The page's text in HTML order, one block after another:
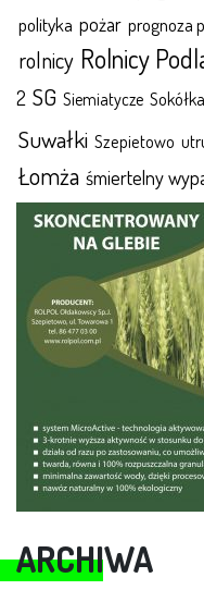
polityka pożar prognoza
rolnicy Rolnicy
2 SG Siemiatycze Sokółka
Suwałki Szepietowo
Łomża śmiertelny
ARCHIWA